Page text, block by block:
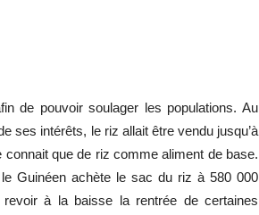
de pouvoir soulager les populations. Au
ses intérêts, le riz allait être vendu jusqu’à
que de riz comme aliment de base.
Guinéen achète le sac du riz à 580 000
à la baisse la rentrée de certaines